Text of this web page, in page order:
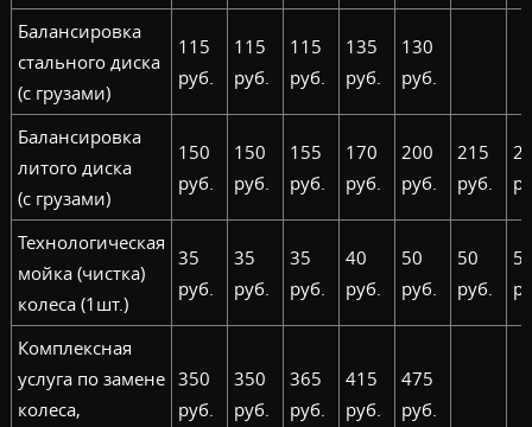
Балансировка
стального диска
(с грузами)
115
руб.
115
руб.
115
руб.
135
руб.
130
руб.
Балансировка
литого диска
(с грузами)
150
руб.
150
руб.
155
руб.
170
руб.
200
руб.
215
руб.
Технологическая
мойка (чистка)
колеса (1шт.)
35
руб.
35
руб.
35
руб.
40
руб.
50
руб.
50
руб.
Комплексная
услуга по замене
колеса,
350
руб.
350
руб.
365
руб.
415
руб.
475
руб.